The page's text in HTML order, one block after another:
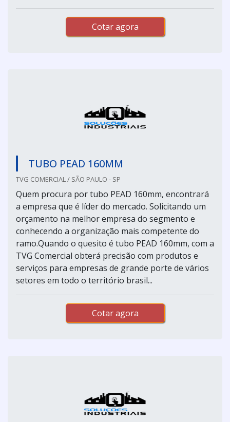
Cotar agora
TUBO PEAD 160MM
TVG COMERCIAL / SÃO PAULO - SP
Quem procura por tubo PEAD 160mm, encontrará
a empresa que é líder do mercado. Solicitando um
orçamento na melhor empresa do segmento e
conhecendo a organização mais competente do
ramo.Quando o quesito é tubo PEAD 160mm, com a
TVG Comercial obterá precisão com produtos e
serviços para empresas de grande porte de vários
setores em todo o território brasil...
Cotar agora